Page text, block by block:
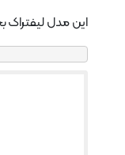
این مدل لیفتراک